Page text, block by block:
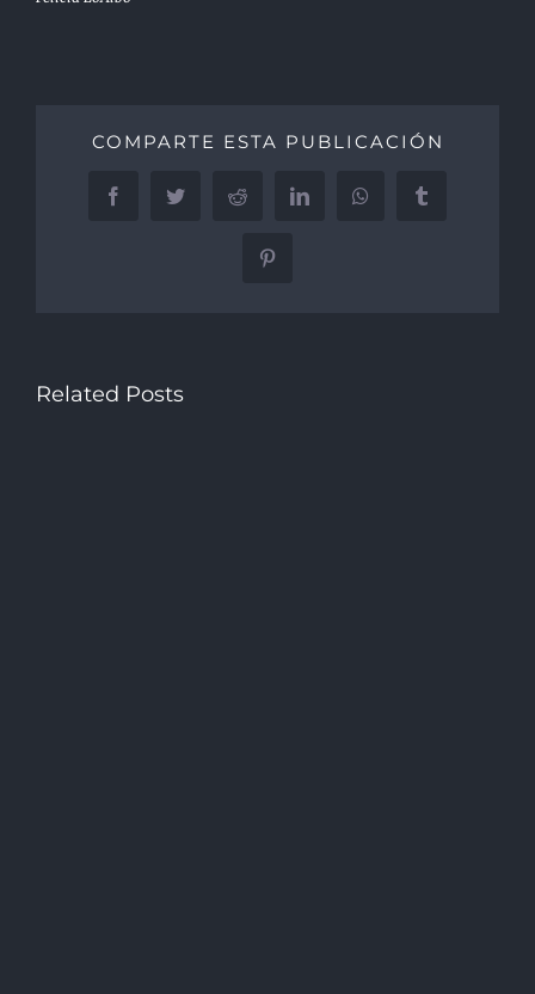
COMPARTE ESTA PUBLICACIÓN
FacebookTwitter Reddit LinkedInWhatsAppTumblr
Pinterest
Related Posts